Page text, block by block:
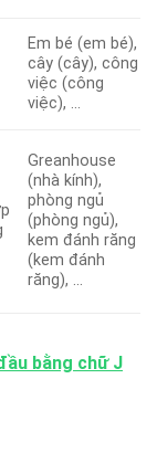
Em bé (em bé),
cây (cây), công
việc (công
việc), …
Greanhouse
(nhà kính),
phòng ngủ
(phòng ngủ),
kem đánh răng
(kem đánh
răng), …
bằng chữ J